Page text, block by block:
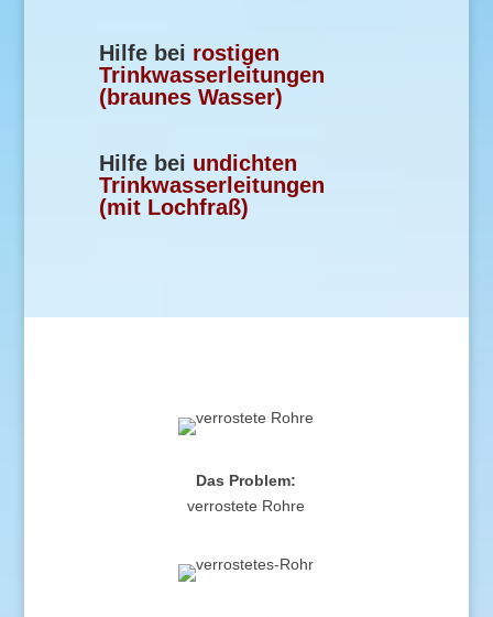
Hilfe bei rostigen
Trinkwasserleitungen
(braunes Wasser)
Hilfe bei undichten
Trinkwasserleitungen
(mit Lochfraß)
Das Problem:
verrostete Rohre